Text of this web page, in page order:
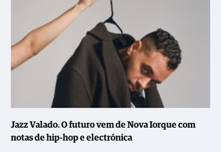
Jazz Valado. O futuro vem de Nova Iorque com
notas de hip-hop e electrónica